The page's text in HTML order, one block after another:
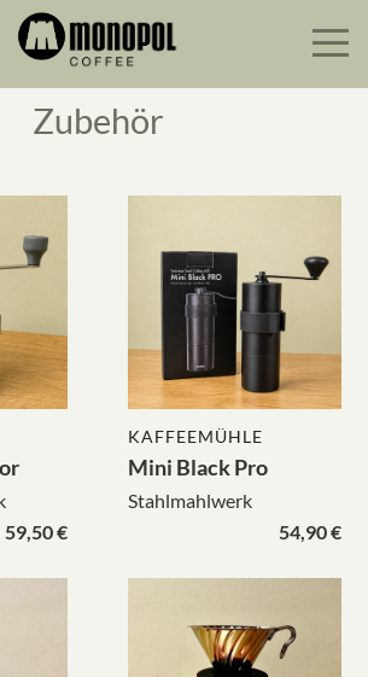
Zubehör
59,50 €
KAFFEEMÜHLE
Mini Black Pro
Stahlmahlwerk
54,90 €